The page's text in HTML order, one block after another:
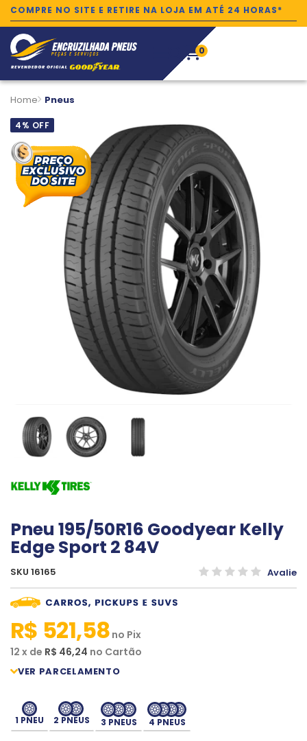
COMPRE NO SITE E RETIRE NA LOJA EM ATÉ 24 HORAS*
0
Home Pneus
4% OFF
Pneu 195/50R16 Goodyear Kelly
Edge Sport 2 84V
SKU 16165 Avalie
R$ 521,58 no Pix
12 x de R$ 46,24 no Cartão
1 PNEU 2 PNEUS 3 PNEUS 4 PNEUS